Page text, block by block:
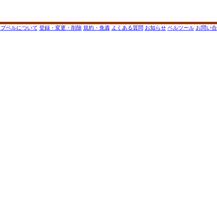
ベルについて 登録・変更・削除 規約・免責 よくある質問 お知らせ ベルツール お問い